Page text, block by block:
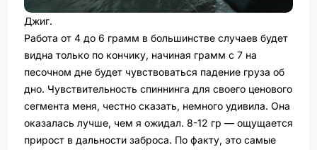
Джиг.
Работа от 4 до 6 грамм в большинстве случаев будет
видна только по кончику, начиная грамм с 7 на
песочном дне будет чувствоваться падение груза об
дно. Чувствительность спиннинга для своего ценового
сегмента меня, честно сказать, немного удивила. Она
оказалась лучше, чем я ожидал. 8-12 гр — ощущается
прирост в дальности заброса. По факту, это самые